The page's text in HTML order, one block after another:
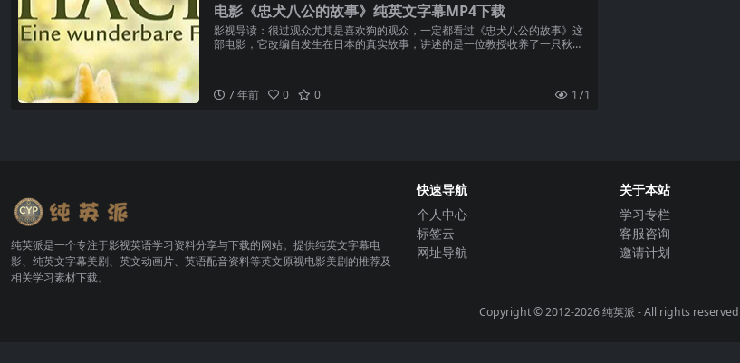
电影《忠犬八公的故事》纯英文字幕MP4下载
影视导读：很过观众尤其是喜欢狗的观众，一定都看过《忠犬八公的故事》这
部电影，它改编自发生在日本的真实故事，讲述的是一位教授收养了一只秋田
7 年前 0 0 171
纯英派是一个专注于影视英语学习资料分享与下载的网站。提供纯英文字幕电
影、纯英文字幕美剧、英文动画片、英语配音资料等英文原视电影美剧的推荐及
相关学习素材下载。
快速导航
个人中心
标签云
网址导航
关于本站
学习专栏
客服咨询
邀请计划
Copyright © 2012-2026纯英派 - All rights reserved